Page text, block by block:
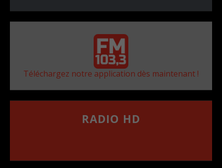
Téléchargez notre application dès maintenant !
RADIO HD